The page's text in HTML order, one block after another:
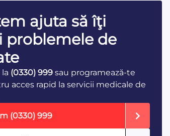
ajuta să îţi
problemele de
(0330) 999sau programează-te
acces rapid la servicii medicale de
(0330) 999